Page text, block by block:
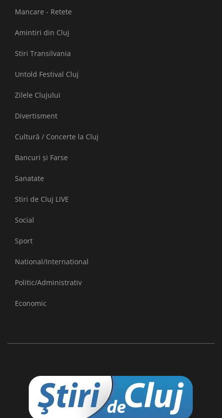
Mancare - Retete
Amintiri din Cluj
Stiri Transilvania
Untold Festival Cluj
Zilele Clujului
Divertisment
Cultură / Concerte la Cluj
Bancuri și Farse
Sanatate
Stiri de Cluj LIVE
Social
Sport
National/International
Politic/Administrativ
Economic